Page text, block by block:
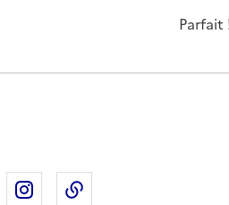
Parfait
sur X
Partager sur Linkedin
Partager sur Instagram